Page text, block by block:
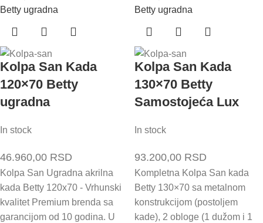
Kolpa San Kada
120×70 Betty
ugradna
In stock
46.960,00 RSD
Kolpa San Ugradna akrilna
kada Betty 120x70 - Vrhunski
kvalitet Premium brenda sa
garancijom od 10 godina. U
Kolpa San Kada
130×70 Betty
Samostojeća Lux
In stock
93.200,00 RSD
Kompletna Kolpa San kada
Betty 130×70 sa metalnom
konstrukcijom (postoljem
kade), 2 obloge (1 dužom i 1